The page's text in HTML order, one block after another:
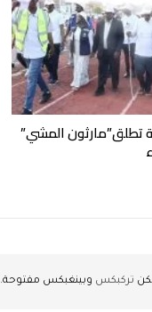
تطلق”مارثون المشي”
تركبكس وبينغبكس مفتوحة.